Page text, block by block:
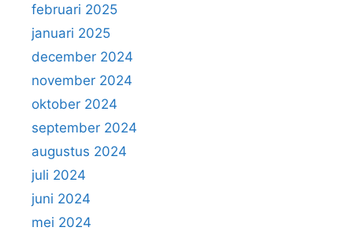
februari 2025
januari 2025
december 2024
november 2024
oktober 2024
september 2024
augustus 2024
juli 2024
juni 2024
mei 2024